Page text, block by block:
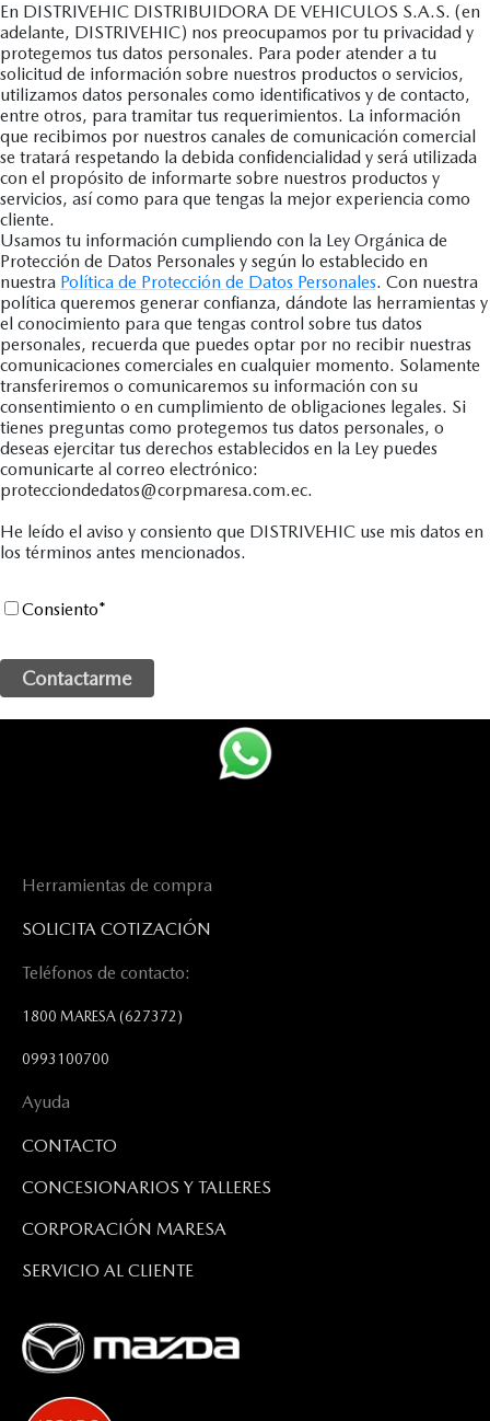
En DISTRIVEHIC DISTRIBUIDORA DE VEHICULOS S.A.S. (en
adelante, DISTRIVEHIC) nos preocupamos por tu privacidad y
protegemos tus datos personales. Para poder atender a tu
solicitud de información sobre nuestros productos o servicios,
utilizamos datos personales como identificativos y de contacto,
entre otros, para tramitar tus requerimientos. La información
que recibimos por nuestros canales de comunicación comercial
se tratará respetando la debida confidencialidad y será utilizada
con el propósito de informarte sobre nuestros productos y
servicios, así como para que tengas la mejor experiencia como
cliente.
Usamos tu información cumpliendo con la Ley Orgánica de
Protección de Datos Personales y según lo establecido en
nuestra Política de Protección de Datos Personales. Con nuestra
política queremos generar confianza, dándote las herramientas y
el conocimiento para que tengas control sobre tus datos
personales, recuerda que puedes optar por no recibir nuestras
comunicaciones comerciales en cualquier momento. Solamente
transferiremos o comunicaremos su información con su
consentimiento o en cumplimiento de obligaciones legales. Si
tienes preguntas como protegemos tus datos personales, o
deseas ejercitar tus derechos establecidos en la Ley puedes
comunicarte al correo electrónico:
protecciondedatos@corpmaresa.com.ec.
He leído el aviso y consiento que DISTRIVEHIC use mis datos en
los términos antes mencionados.
Consiento*
Herramientas de compra
SOLICITA COTIZACIÓN
Teléfonos de contacto:
1800 MARESA(627372)
0993100700
Ayuda
CONTACTO
CONCESIONARIOS Y TALLERES
CORPORACIÓN MARESA
SERVICIO AL CLIENTE